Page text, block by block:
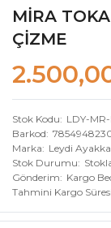
MİRA
ÇİZME
Stok Kodu
LDY-
Barkod
Marka
Leydi
Stok Durumu
Gönderim
Kargo
Tahmini Kargo Süresi